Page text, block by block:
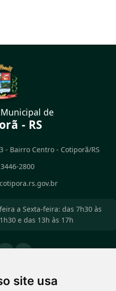
site usa
de
- RS
- Bairro Centro - Cotiporã/RS
2800
a Sexta-feira: das 7h30 às
e das 13h às 17h
DO TEMPO